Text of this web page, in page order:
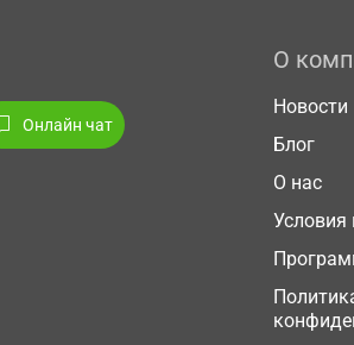
Онлайн чат
О
Новости
Блог
О нас
Условия